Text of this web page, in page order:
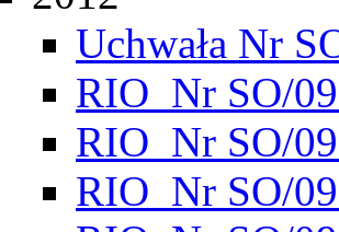
Uchwała Nr
RIO_Nr SO/
RIO_Nr SO/
RIO_Nr SO/